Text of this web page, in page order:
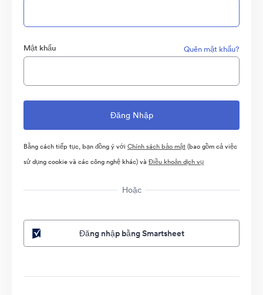
Mật khẩu Quên mật khẩu?
Bằng cách tiếp tục, bạn đồng ý với Chính sách bảo mật(bao gồm cả việc
sử dụng cookie và các công nghệ khác) và Điều khoản dịch vụ
Hoặc
Đăng nhập bằng Smartsheet